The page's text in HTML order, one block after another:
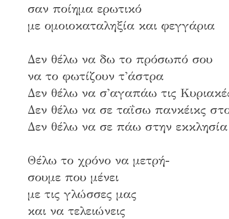
σαν ποίημα ερωτικό
με ομοιοκαταληξία και φεγγάρια
Δεν θέλω να δω το πρόσωπό σου
να το φωτίζουν τ'άστρα
Δεν θέλω να σ'αγαπάω τις
Δεν θέλω να σε ταΐσω πανκέικς
Δεν θέλω να σε πάω στην
Θέλω το χρόνο να μετρή-
σουμε που μένει
με τις γλώσσες μας
και να τελειώνεις